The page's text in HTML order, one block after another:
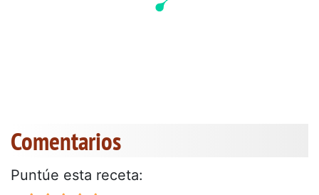
Comentarios
Puntúe esta receta: